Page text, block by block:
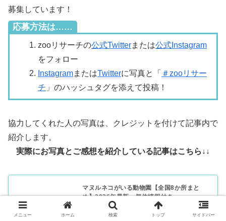
募集しています！
応募方法は……
zooリサーチの公式Twitterまたは公式Instagram
をフォロー
InstagramまたはTwitterに写真と「 ＃zooリサー
チ 」のハッシュタグを添えて投稿！
協力してくれた人の写真は、クレジットを付けて記事内で
紹介します。
実際にお写真とご感想を紹介している記事はこちら↓↓
マヌルネコがいる動物園【全国8か所まと
め】2026年最新・個体情報付き
メニュー ホーム 検索 トップ サイドバー